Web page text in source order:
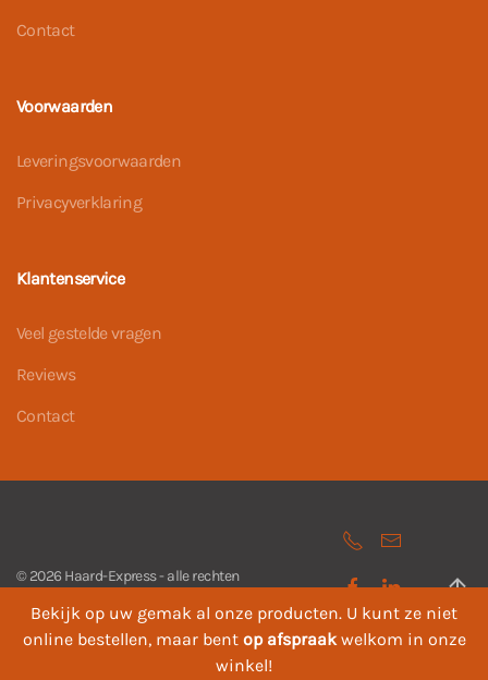
Contact
Voorwaarden
Leveringsvoorwaarden
Privacyverklaring
Klantenservice
Veel gestelde vragen
Reviews
Contact
©2026 Haard-Express - alle rechten
Bekijk op uw gemak al onze producten. U kunt ze niet
online bestellen, maar bent op afspraakwelkom in onze
winkel!